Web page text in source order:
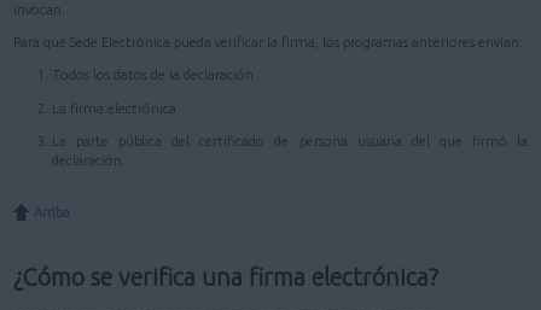
invocan.
Para que Sede Electrónica pueda verificar la firma, los programas anteriores envían:
Todos los datos de la declaración.
La firma electrónica.
La parte pública del certificado de persona usuaria del que firmó la
declaración.
Arriba
¿Cómo se verifica una firma electrónica?